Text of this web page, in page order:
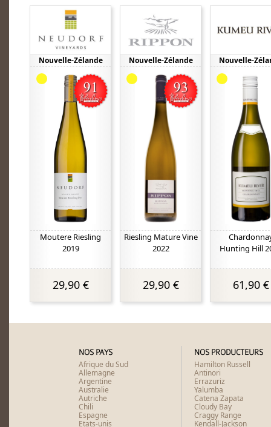
Nouvelle-Zélande
Moutere Riesling
2019
29,90 €
Nouvelle-Zélande
Riesling Mature Vine
2022
29,90 €
Nouvelle-
Hunting Hill
61,90 €
NOS PAYS
Afrique du Sud
Allemagne
Argentine
Australie
Autriche
Chili
Espagne
Etats-unis
NOS PRODUCTEURS
Hamilton Russell
Antinori
Errazuriz
Yalumba
Catena Zapata
Cloudy Bay
Craggy Range
Kendall-Jackson